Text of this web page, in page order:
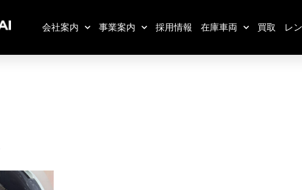
会社案内 事業案内 採用情報 在庫車両 買取 レ